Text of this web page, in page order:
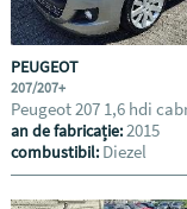
PEUGEOT
207/207+
Peugeot 207 1,6 hdi
an de fabricație:2015
combustibil: Diezel